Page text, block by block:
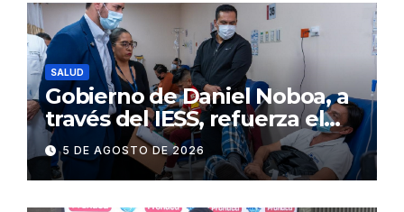
SALUD
Gobierno de Daniel Noboa, a
través del IESS, refuerza el
abastecimiento de insulina
en 86 establecimientos de
salud
5 DE AGOSTO DE 2026